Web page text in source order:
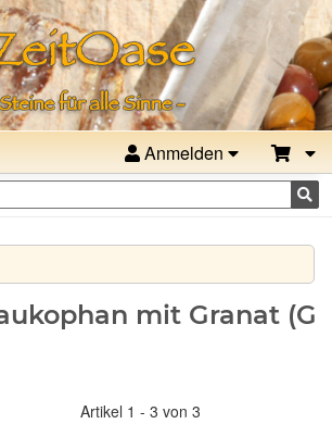
Anmelden
mit Granat
Artikel 1 - 3 von 3